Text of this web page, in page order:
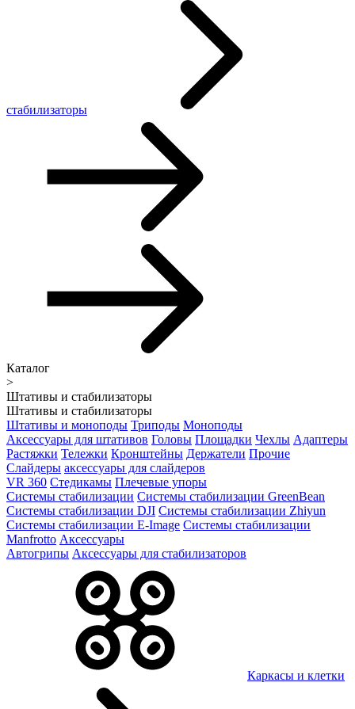
стабилизаторы
Каталог
>
Штативы и стабилизаторы
Штативы и стабилизаторы
Штативы и моноподы Триподы Моноподы
Аксессуары для штативов Головы Площадки Чехлы Адаптеры
Растяжки Тележки Кронштейны Держатели Прочие
Слайдеры аксессуары для слайдеров
VR 360 Стедикамы Плечевые упоры
Системы стабилизации Системы стабилизации GreenBean
Системы стабилизации DJI Системы стабилизации Zhiyun
Системы стабилизации E-Image Системы стабилизации
Manfrotto Аксессуары
Автогрипы Аксессуары для стабилизаторов
Каркасы и клетки